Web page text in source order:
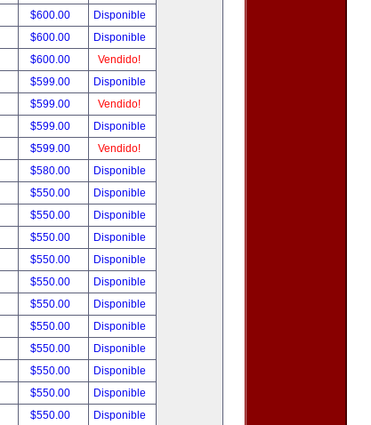
$600.00
Disponible
$600.00
Disponible
$600.00
Vendido!
$599.00
Disponible
$599.00
Vendido!
$599.00
Disponible
$599.00
Vendido!
$580.00
Disponible
$550.00
Disponible
$550.00
Disponible
$550.00
Disponible
$550.00
Disponible
$550.00
Disponible
$550.00
Disponible
$550.00
Disponible
$550.00
Disponible
$550.00
Disponible
$550.00
Disponible
$550.00 Disponible